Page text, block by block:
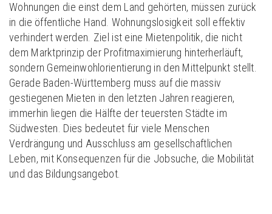
Wohnungen die einst dem Land gehörten, müssen zurück
in die öffentliche Hand. Wohnungslosigkeit soll effektiv
verhindert werden. Ziel ist eine Mietenpolitik, die nicht
dem Marktprinzip der Profitmaximierung hinterherläuft,
sondern Gemeinwohlorientierung in den Mittelpunkt stellt.
Gerade Baden-Württemberg muss auf die massiv
gestiegenen Mieten in den letzten Jahren reagieren,
immerhin liegen die Hälfte der teuersten Städte im
Südwesten. Dies bedeutet für viele Menschen
Verdrängung und Ausschluss am gesellschaftlichen
Leben, mit Konsequenzen für die Jobsuche, die Mobilität
und das Bildungsangebot.